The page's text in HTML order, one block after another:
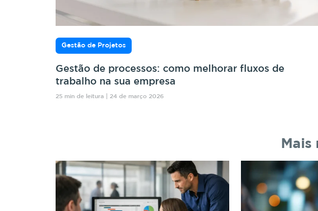
Gestão de Projetos
Gestão de processos: como melhorar fluxos de
trabalho na sua empresa
25 min de leitura | 24 de março 2026
Mais